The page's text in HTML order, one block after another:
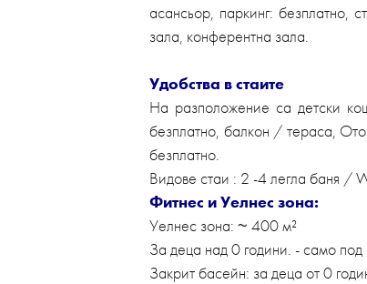
асансьор, паркинг: безплатно,
зала, конферентна зала.
Удобства в стаите
На разположение са детски
безплатно, балкон / тераса,
безплатно.
Видове стаи : 2 -4 легла баня /
Фитнес и Уелнес зона:
Уелнес зона: ~ 400 м²
За деца над 0 години. - само
Закрит басейн: за деца от 0